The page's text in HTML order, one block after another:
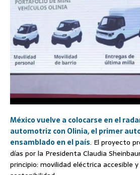
México vuelve a colocarse en el
automotriz con Olinia, el primer
ensamblado en el país. El proyecto
días por la Presidenta Claudia
principio: movilidad eléctrica accesible